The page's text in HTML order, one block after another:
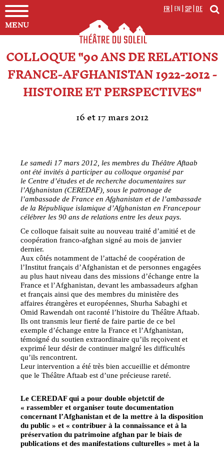
MENU
FR|EN|SP|DE
COLLOQUE "90 ANS DE RELATIONS
FRANCE-AFGHANISTAN 1922-2012 -
HISTOIRE ET PERSPECTIVES"
16 et 17 mars 2012
Le samedi 17 mars 2012, les membres du Théâtre Aftaab
ont été invités à participer au colloque organisé par
le Centre d’études et de recherche documentaires sur
l’Afghanistan (CEREDAF), sous le patronage de
l’ambassade de France en Afghanistan et de l’ambassade
de la République islamique d’Afghanistan en Francepour
célébrer les 90 ans de relations entre les deux pays.
Ce colloque faisait suite au nouveau traité d’amitié et de
coopération franco-afghan signé au mois de janvier
dernier.
Aux côtés notamment de l’attaché de coopération de
l’Institut français d’Afghanistan et de personnes engagées
au plus haut niveau dans des missions d’échange entre la
France et l’Afghanistan, devant les ambassadeurs afghan
et français ainsi que des membres du ministère des
affaires étrangères et européennes, Shurha Sabaghi et
Omid Rawendah ont raconté l’histoire du Théâtre Aftaab.
Ils ont transmis leur fierté de faire partie de ce bel
exemple d’échange entre la France et l’Afghanistan,
témoigné du soutien extraordinaire qu’ils reçoivent et
exprimé leur désir de continuer malgré les difficultés
qu’ils rencontrent.
Leur intervention a été très bien accueillie et démontre
que le Théâtre Aftaab est d’une précieuse rareté.
Le CEREDAF qui a pour double objetctif de
« rassembler et organiser toute documentation
concernant l’Afghanistan et de la mettre à la disposition
du public » et « contribuer à la connaissance et à la
préservation du patrimoine afghan par le biais de
publications et des manifestations culturelles » met à la